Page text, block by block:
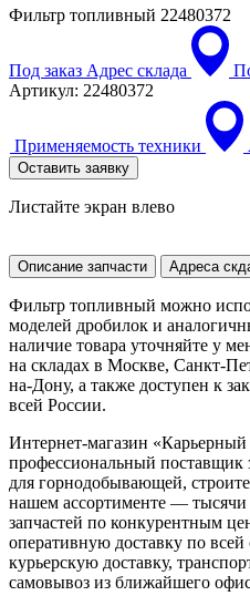
Фильтр топливный 22480372
Под заказ Адрес склада
Артикул: 22480372
Применяемость техники
Оставить заявку
Листайте экран влево
Описание запчасти Адреса
Фильтр топливный можно
моделей дробилок и
наличие товара уточняйте у
на складах в Москве, Санкт-
на-Дону, а также доступен к
всей России.
Интернет-магазин
профессиональный
для горнодобывающей,
нашем ассортименте —
запчастей по конкурентным
оперативную доставку по
курьерскую доставку,
самовывоз из ближайшего